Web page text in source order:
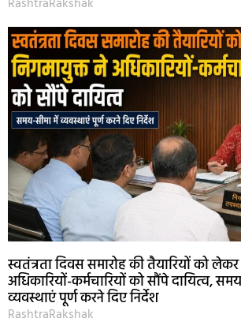
RashtraRakshak
स्वतंत्रता दिवस समारोह की तैयारियों को
अधिकारियों-कर्मचारियों को सौंपे दायित्व,
व्यवस्थाएं पूर्ण करने दिए निर्देश